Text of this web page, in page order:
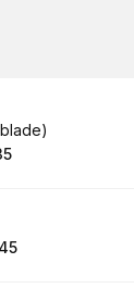
Price